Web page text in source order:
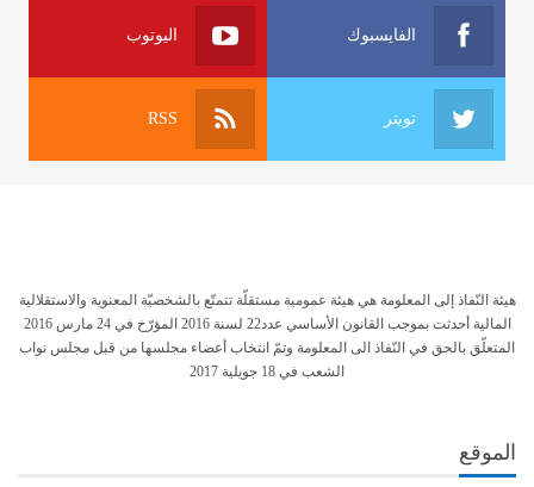
الفايسبوك اليوتوب
تويتر RSS
هيئة النّفاذ إلى المعلومة هي هيئة عمومية مستقلّة تتمتّع بالشخصيّة المعنوية والاستقلالية
المالية أحدثت بموجب القانون الأساسي عدد22 لسنة 2016 المؤرّخ في 24 مارس 2016
المتعلّق بالحق في النّفاذ الى المعلومة وتمّ انتخاب أعضاء مجلسها من قبل مجلس نواب
الشعب في 18 جويلية 2017
الموقع